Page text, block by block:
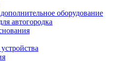
оборудование
автогородка